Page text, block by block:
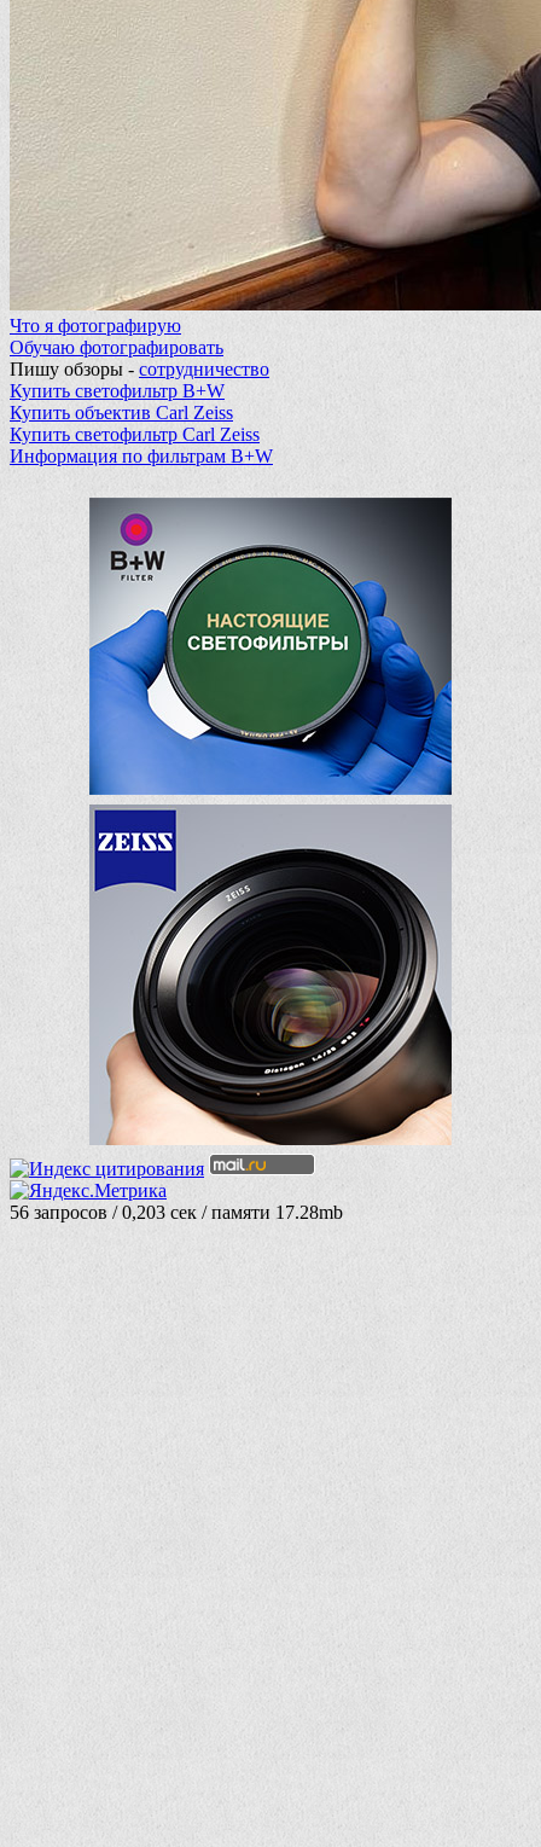
Что я фотографирую
Обучаю фотографировать
Пишу обзоры - сотрудничество
Купить светофильтр B+W
Купить объектив Carl Zeiss
Купить светофильтр Carl Zeiss
Информация по фильтрам B+W
56 запросов / 0,203 сек / памяти 17.28mb